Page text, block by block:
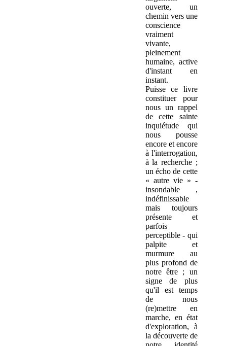
ouverte, un
chemin vers une
conscience
vraiment
vivante,
pleinement
humaine, active
d'instant en
instant.
Puisse ce livre
constituer pour
nous un rappel
de cette sainte
inquiétude qui
nous pousse
encore et encore
à l'interrogation,
à la recherche ;
un écho de cette
« autre vie » -
insondable ,
indéfinissable
mais toujours
présente et
parfois
perceptible - qui
palpite et
murmure au
plus profond de
notre être ; un
signe de plus
qu'il est temps
de nous
(re)mettre en
marche, en état
d'exploration, à
la découverte de